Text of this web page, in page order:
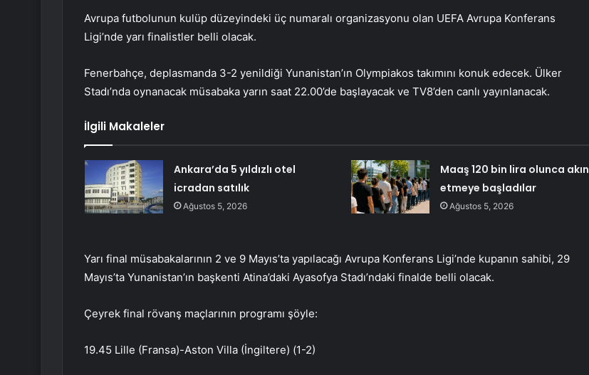
Avrupa futbolunun kulüp düzeyindeki üç numaralı organizasyonu olan UEFA Avrupa Konferans
Ligi’nde yarı finalistler belli olacak.
Fenerbahçe, deplasmanda 3-2 yenildiği Yunanistan’ın Olympiakos takımını konuk edecek. Ülker
Stadı’nda oynanacak müsabaka yarın saat 22.00’de başlayacak ve TV8’den canlı yayınlanacak.
İlgili Makaleler
Ankara’da 5 yıldızlı otel
icradan satılık
Ağustos 5, 2026
Maaş 120 bin lira olunca akın
etmeye başladılar
Ağustos 5, 2026
Yarı final müsabakalarının 2 ve 9 Mayıs’ta yapılacağı Avrupa Konferans Ligi’nde kupanın sahibi, 29
Mayıs’ta Yunanistan’ın başkenti Atina’daki Ayasofya Stadı’ndaki finalde belli olacak.
Çeyrek final rövanş maçlarının programı şöyle:
19.45 Lille (Fransa)-Aston Villa (İngiltere) (1-2)